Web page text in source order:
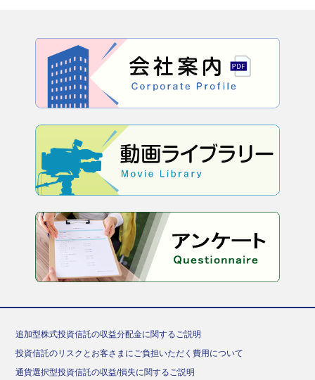
追加型株式投資信託の収益分配金に関するご説明
投資信託のリスクとお客さまにご負担いただく費用について
通貨選択型投資信託の収益/損失に関するご説明